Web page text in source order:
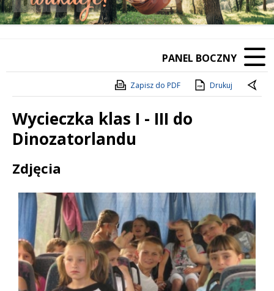
Poprzedni Element
Następny Element
PANEL BOCZNY
Zapisz do PDF Drukuj
Wycieczka klas I - III do
Dinozatorlandu
Treść
Zdjęcia